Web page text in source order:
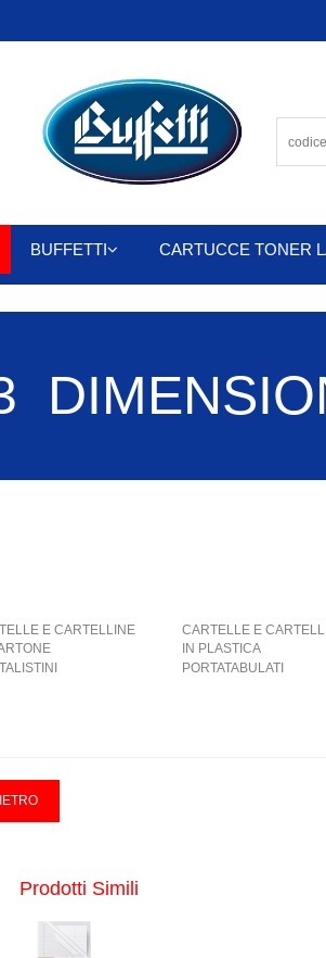
BUFFETTI CARTUCCE TONER
E CARTELLINE
CARTELLE E
IN PLASTICA
PORTATABULATI
Prodotti Simili